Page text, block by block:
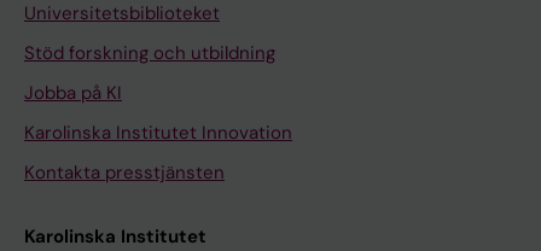
Universitetsbiblioteket
Stöd forskning och utbildning
Jobba på KI
Karolinska Institutet Innovation
Kontakta presstjänsten
Karolinska Institutet